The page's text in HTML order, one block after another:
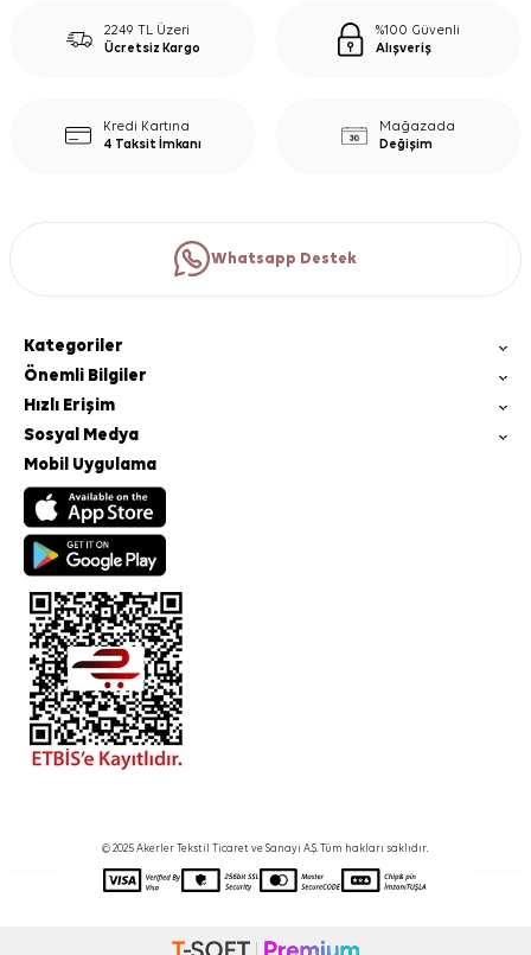
2249 TL Üzeri
Ücretsiz Kargo
%100 Güvenli
Alışveriş
Kredi Kartına
4 Taksit İmkanı
Mağazada
Değişim
Whatsapp Destek
Kategoriler
Önemli Bilgiler
Hızlı Erişim
Sosyal Medya
Mobil Uygulama
© 2025 Akerler Tekstil Ticaret ve Sanayi A.Ş. Tüm hakları saklıdır.